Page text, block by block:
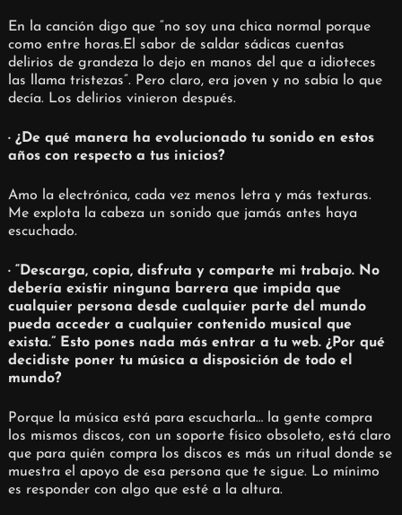
En la canción digo que “no soy una chica normal porque
como entre horas.El sabor de saldar sádicas cuentas
delirios de grandeza lo dejo en manos del que a idioteces
las llama tristezas”. Pero claro, era joven y no sabía lo que
decía. Los delirios vinieron después.
· ¿De qué manera ha evolucionado tu sonido en estos
años con respecto a tus inicios?
Amo la electrónica, cada vez menos letra y más texturas.
Me explota la cabeza un sonido que jamás antes haya
escuchado.
· “Descarga, copia, disfruta y comparte mi trabajo. No
debería existir ninguna barrera que impida que
cualquier persona desde cualquier parte del mundo
pueda acceder a cualquier contenido musical que
exista.” Esto pones nada más entrar a tu web. ¿Por qué
decidiste poner tu música a disposición de todo el
mundo?
Porque la música está para escucharla… la gente compra
los mismos discos, con un soporte físico obsoleto, está claro
que para quién compra los discos es más un ritual donde se
muestra el apoyo de esa persona que te sigue. Lo mínimo
es responder con algo que esté a la altura.